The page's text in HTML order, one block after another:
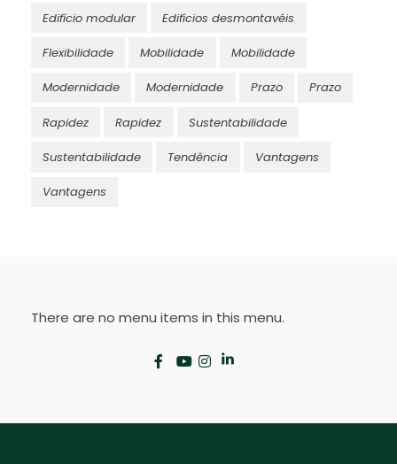
Edifício modular Edifícios desmontavéis
Flexibilidade Mobilidade Mobilidade
Modernidade Modernidade Prazo Prazo
Rapidez Rapidez Sustentabilidade
Sustentabilidade Tendência Vantagens
Vantagens
There are no menu items in this menu.